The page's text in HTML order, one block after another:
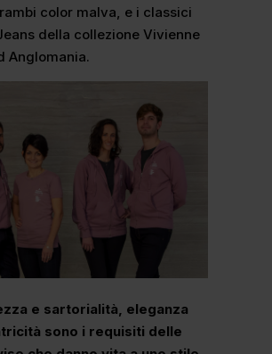
color malva, e i classici
della collezione Vivienne
Anglomania.
e sartorialità, eleganza
sono i requisiti delle